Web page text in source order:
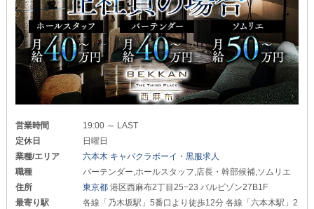
営業時間
19:00 ～ LAST
定休日
日曜日
業種/エリア
六本木 キャバクラボーイ・黒服求人
職種
バーテンダー,ホールスタッフ,店長・幹部候補,ソムリエ
住所
東京都港区西麻布2丁目25−23 バルビゾン27B1F
最寄り駅
各線「乃木坂駅」5番口より徒歩12分 各線「六本木駅」2